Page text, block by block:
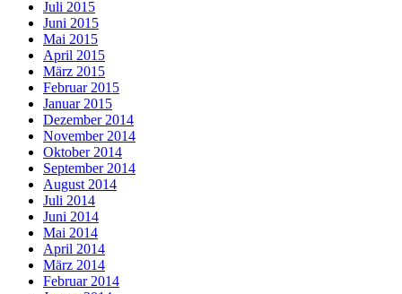
Juli 2015
Juni 2015
Mai 2015
April 2015
März 2015
Februar 2015
Januar 2015
Dezember 2014
November 2014
Oktober 2014
September 2014
August 2014
Juli 2014
Juni 2014
Mai 2014
April 2014
März 2014
Februar 2014